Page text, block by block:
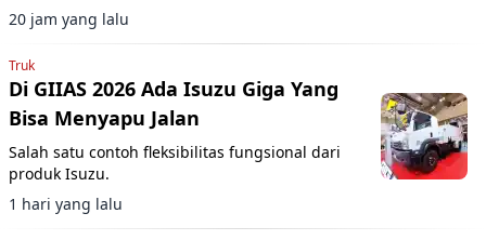
20 jam yang lalu
Truk
Di GIIAS 2026 Ada Isuzu Giga Yang
Bisa Menyapu Jalan
Salah satu contoh fleksibilitas fungsional dari
produk Isuzu.
1 hari yang lalu